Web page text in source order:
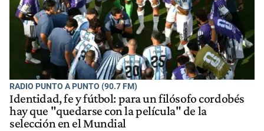
RADIO PUNTO A PUNTO (90.7 FM)
Identidad, fe y fútbol: para un filósofo cordobés
hay que "quedarse con la película" de la
selección en el Mundial